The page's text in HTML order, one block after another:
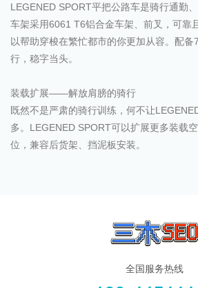
LEGENED SPORT平把公路车是骑行通勤
车架采用6061 T6铝合金车架、前叉，可靠
以帮助穿梭在繁忙都市的你更加从容。配
行，稳字当头。
装载扩展——解放肩膀的骑行
既然不是严肃的骑行训练，何不让
多。LEGENED SPORT可以扩展更多装载
位，兼容后货架、挡泥板安装。
全国服务热线